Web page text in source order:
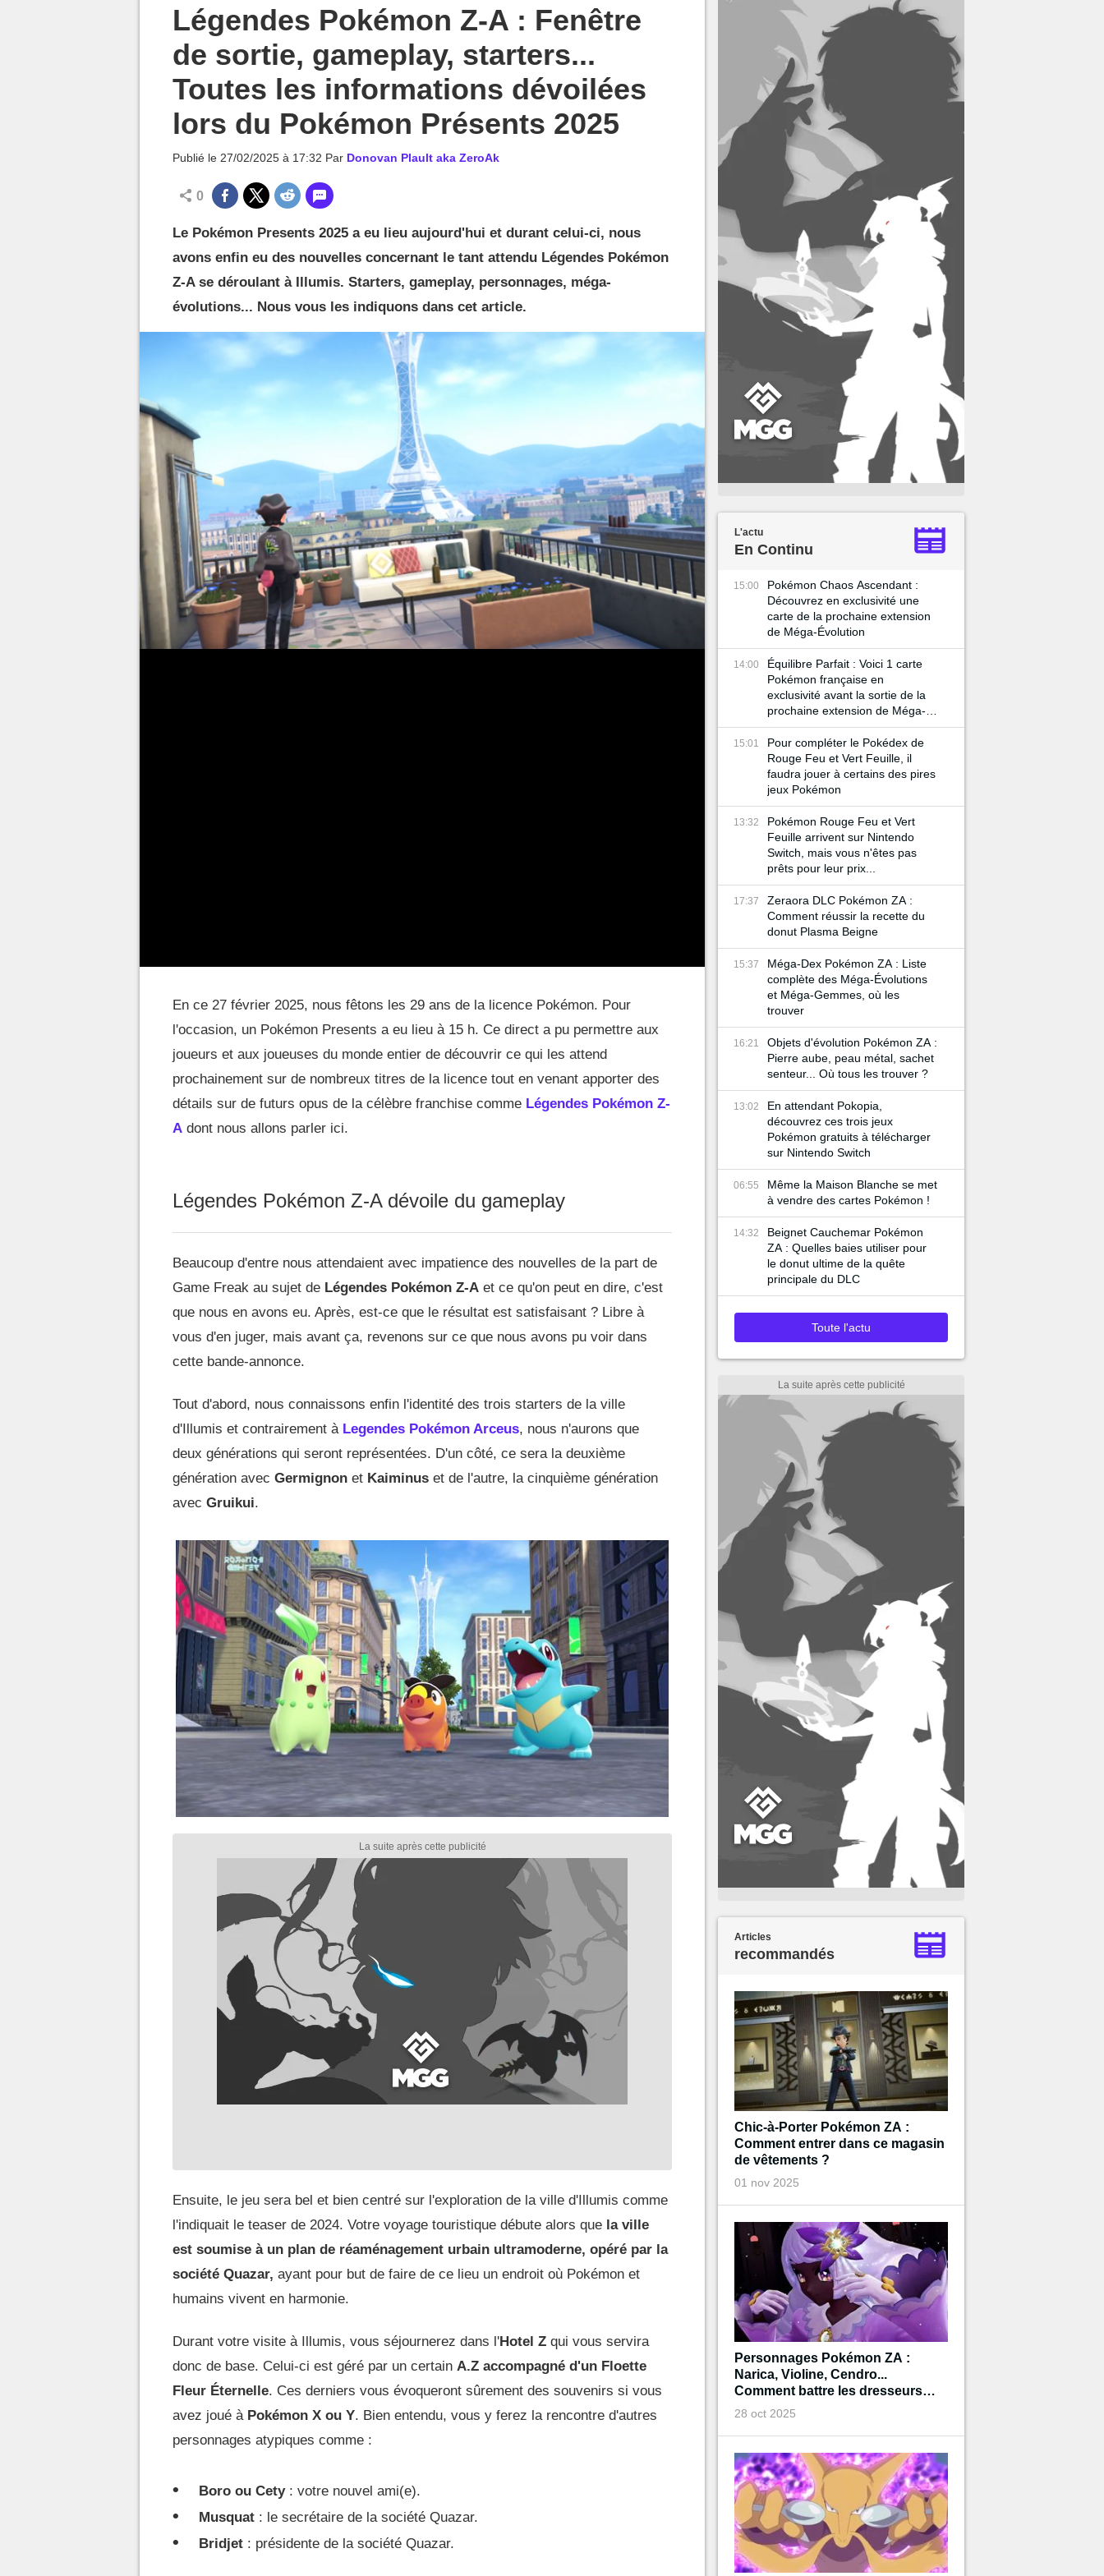
Légendes Pokémon Z-A : Fenêtre
de sortie, gameplay, starters...
Toutes les informations dévoilées
lors du Pokémon Présents 2025
Publié le 27/02/2025 à 17:32 Par Donovan Plault aka ZeroAk
0
Le Pokémon Presents 2025 a eu lieu aujourd'hui et durant celui-ci, nous
avons enfin eu des nouvelles concernant le tant attendu Légendes Pokémon
Z-A se déroulant à Illumis. Starters, gameplay, personnages, méga-
évolutions... Nous vous les indiquons dans cet article.
En ce 27 février 2025, nous fêtons les 29 ans de la licence Pokémon. Pour
l'occasion, un Pokémon Presents a eu lieu à 15 h. Ce direct a pu permettre aux
joueurs et aux joueuses du monde entier de découvrir ce qui les attend
prochainement sur de nombreux titres de la licence tout en venant apporter des
détails sur de futurs opus de la célèbre franchise comme Légendes Pokémon Z-
A dont nous allons parler ici.
Légendes Pokémon Z-A dévoile du gameplay
Beaucoup d'entre nous attendaient avec impatience des nouvelles de la part de
Game Freak au sujet de Légendes Pokémon Z-A et ce qu'on peut en dire, c'est
que nous en avons eu. Après, est-ce que le résultat est satisfaisant ? Libre à
vous d'en juger, mais avant ça, revenons sur ce que nous avons pu voir dans
cette bande-annonce.
Tout d'abord, nous connaissons enfin l'identité des trois starters de la ville
d'Illumis et contrairement à Legendes Pokémon Arceus, nous n'aurons que
deux générations qui seront représentées. D'un côté, ce sera la deuxième
génération avec Germignon et Kaiminus et de l'autre, la cinquième génération
avec Gruikui.
Ensuite, le jeu sera bel et bien centré sur l'exploration de la ville d'Illumis comme
l'indiquait le teaser de 2024. Votre voyage touristique débute alors que la ville
est soumise à un plan de réaménagement urbain ultramoderne, opéré par la
société Quazar, ayant pour but de faire de ce lieu un endroit où Pokémon et
humains vivent en harmonie.
Durant votre visite à Illumis, vous séjournerez dans l'Hotel Z qui vous servira
donc de base. Celui-ci est géré par un certain A.Z accompagné d'un Floette
Fleur Éternelle. Ces derniers vous évoqueront sûrement des souvenirs si vous
avez joué à Pokémon X ou Y. Bien entendu, vous y ferez la rencontre d'autres
personnages atypiques comme :
Boro ou Cety: votre nouvel ami(e).
Musquat : le secrétaire de la société Quazar.
Bridjet : présidente de la société Quazar.
L'actu
En Continu
15:00
Pokémon Chaos Ascendant :
Découvrez en exclusivité une
carte de la prochaine extension
de Méga-Évolution
14:00
Équilibre Parfait : Voici 1 carte
Pokémon française en
exclusivité avant la sortie de la
prochaine extension de Méga-
Évolution
15:01
Pour compléter le Pokédex de
Rouge Feu et Vert Feuille, il
faudra jouer à certains des pires
jeux Pokémon
13:32
Pokémon Rouge Feu et Vert
Feuille arrivent sur Nintendo
Switch, mais vous n'êtes pas
prêts pour leur prix...
17:37
Zeraora DLC Pokémon ZA :
Comment réussir la recette du
donut Plasma Beigne
15:37
Méga-Dex Pokémon ZA : Liste
complète des Méga-Évolutions
et Méga-Gemmes, où les
trouver
16:21
Objets d'évolution Pokémon ZA :
Pierre aube, peau métal, sachet
senteur... Où tous les trouver ?
13:02
En attendant Pokopia,
découvrez ces trois jeux
Pokémon gratuits à télécharger
sur Nintendo Switch
06:55
Même la Maison Blanche se met
à vendre des cartes Pokémon !
14:32
Beignet Cauchemar Pokémon
ZA : Quelles baies utiliser pour
le donut ultime de la quête
principale du DLC
Toute l'actu
Articles
recommandés
Chic-à-Porter Pokémon ZA :
Comment entrer dans ce magasin
de vêtements ?
01 nov 2025
Personnages Pokémon ZA :
Narica, Violine, Cendro...
Comment battre les dresseurs
importants
28 oct 2025